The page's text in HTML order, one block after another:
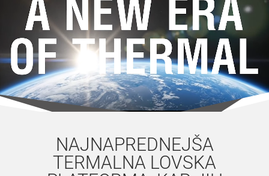
NAJNAPREDNEJŠA
TERMALNA LOVSKA